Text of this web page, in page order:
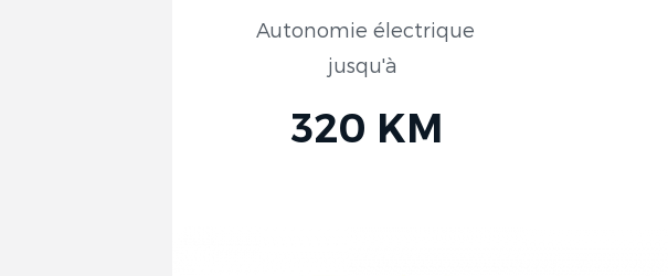
Autonomie électrique
jusqu'à
320 KM